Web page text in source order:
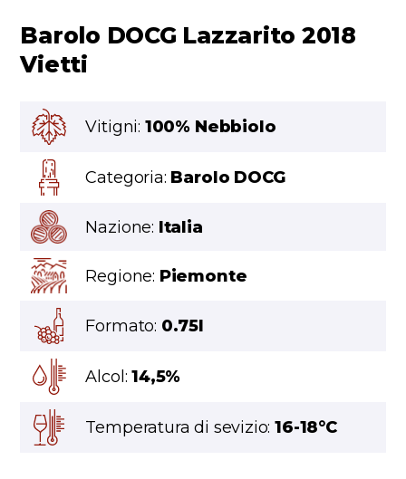
Barolo DOCG Lazzarito 2018
Vietti
Vitigni: 100% Nebbiolo
Categoria: Barolo DOCG
Nazione: Italia
Regione: Piemonte
Formato: 0.75l
Alcol:14,5%
Temperatura di sevizio:16-18°C